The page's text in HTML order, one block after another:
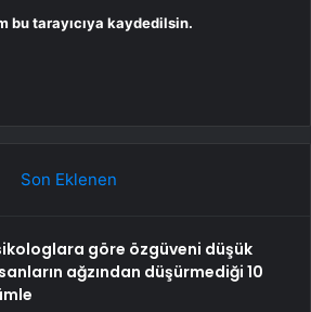
bu tarayıcıya kaydedilsin.
Son Eklenen
göre özgüveni düşük
ağzından düşürmediği 10